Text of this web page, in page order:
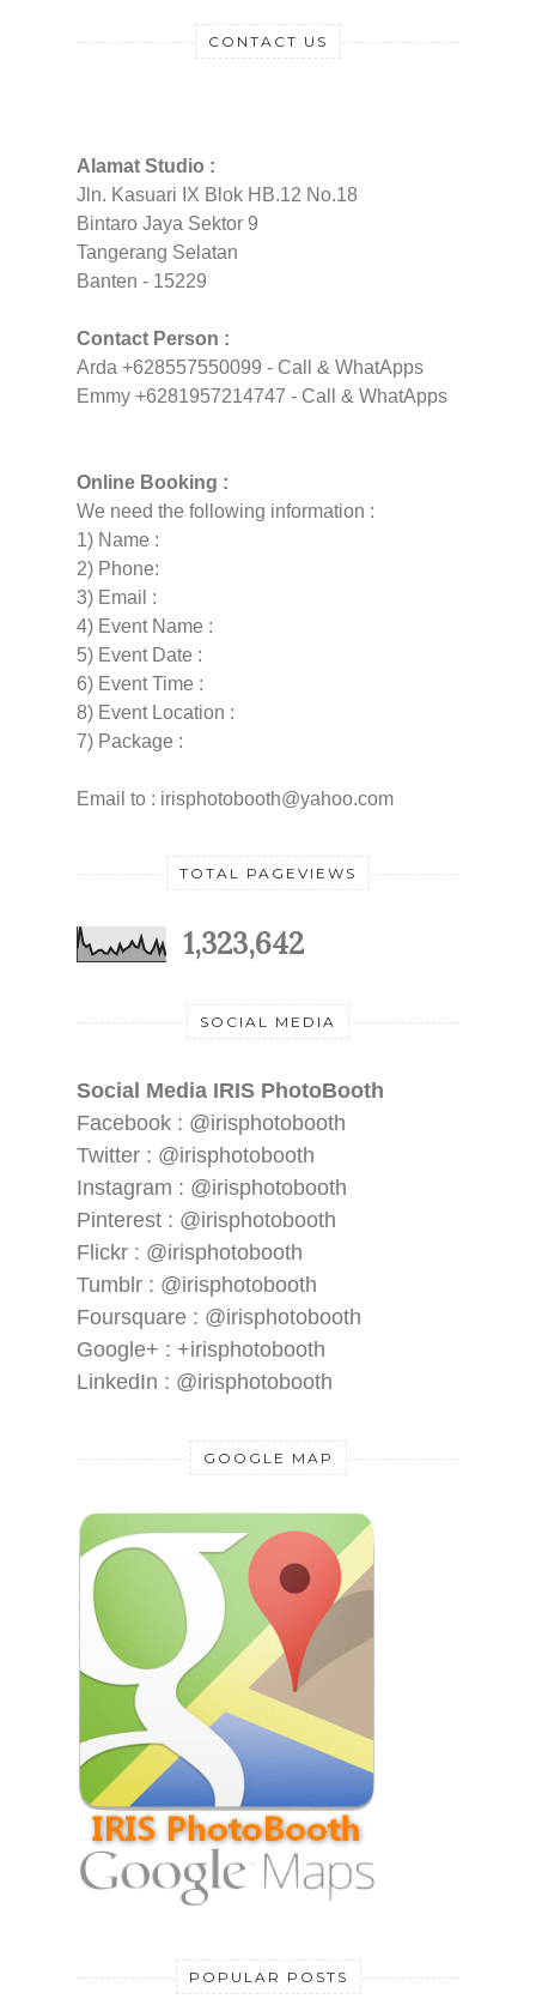
CONTACT US
Alamat Studio :
Jln. Kasuari IX Blok HB.12 No.18
Bintaro Jaya Sektor 9
Tangerang Selatan
Banten - 15229
Contact Person :
Arda +628557550099 - Call & WhatApps
Emmy +6281957214747 - Call & WhatApps
Online Booking :
We need the following information :
1) Name :
2) Phone:
3) Email :
4) Event Name :
5) Event Date :
6) Event Time :
8) Event Location :
7) Package :
Email to : irisphotobooth@yahoo.com
TOTAL PAGEVIEWS
1,323,642
SOCIAL MEDIA
Social Media IRIS PhotoBooth
Facebook : @irisphotobooth
Twitter : @irisphotobooth
Instagram : @irisphotobooth
Pinterest : @irisphotobooth
Flickr : @irisphotobooth
Tumblr : @irisphotobooth
Foursquare : @irisphotobooth
Google+ : +irisphotobooth
LinkedIn : @irisphotobooth
GOOGLE MAP
POPULAR POSTS